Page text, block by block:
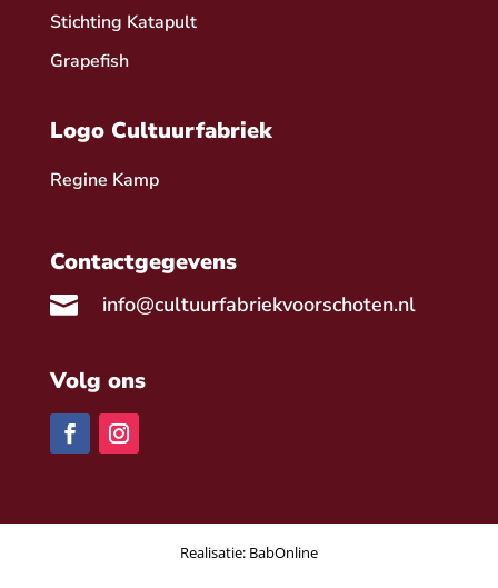
Stichting Katapult
Grapefish
Logo Cultuurfabriek
Regine Kamp
Contactgegevens
 info@cultuurfabriekvoorschoten.nl
Volg ons
Realisatie: BabOnline